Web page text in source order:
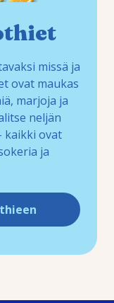
missä ja
ovat maukas
marjoja ja
neljän
kaikki ovat
ja